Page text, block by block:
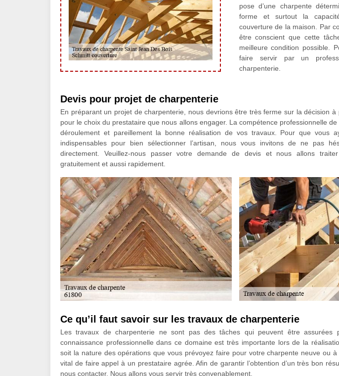
pose d’une charpente
forme et surtout la
couverture de la maison. Par
être conscient que cette
meilleure condition possible.
faire servir par un
charpenterie.
Devis pour projet de charpenterie
En préparant un projet de charpenterie, nous devrions être très ferme sur la décision à
pour le choix du prestataire que nous allons engager. La compétence professionnelle
déroulement et pareillement la bonne réalisation de vos travaux. Pour que vous
indispensables pour bien sélectionner l’artisan, nous vous invitons de ne pas
directement. Veuillez-nous passer votre demande de devis et nous allons
gratuitement et aussi rapidement.
Ce qu’il faut savoir sur les travaux de charpenterie
Les travaux de charpenterie ne sont pas des tâches qui peuvent être assurées
connaissance professionnelle dans ce domaine est très importante lors de la
soit la nature des opérations que vous prévoyez faire pour votre charpente neuve ou à
vital de faire appel à un prestataire agrée. Afin de garantir l’obtention d’un très bon
nous contacter. Nous allons vous servir très convenablement.